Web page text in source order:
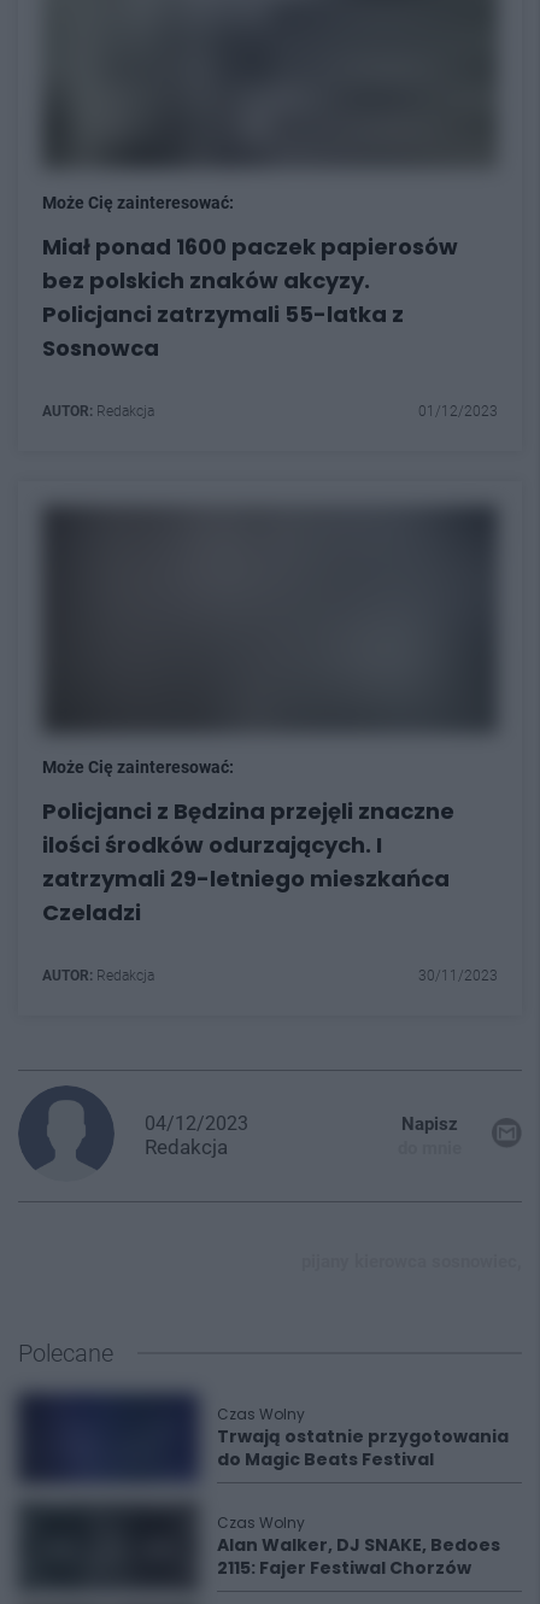
Może Cię zainteresować:
Miał ponad 1600 paczek papierosów
bez polskich znaków akcyzy.
Policjanci zatrzymali 55-latka z
Sosnowca
AUTOR: Redakcja 01/12/2023
Może Cię zainteresować:
Policjanci z Będzina przejęli znaczne
ilości środków odurzających. I
zatrzymali 29-letniego mieszkańca
Czeladzi
AUTOR: Redakcja 30/11/2023
04/12/2023
Redakcja
Napisz
Polecane
Czas Wolny
Trwają ostatnie przygotowania
do Magic Beats Festival
Czas Wolny
Alan Walker, DJ SNAKE, Bedoes
2115: Fajer Festiwal Chorzów